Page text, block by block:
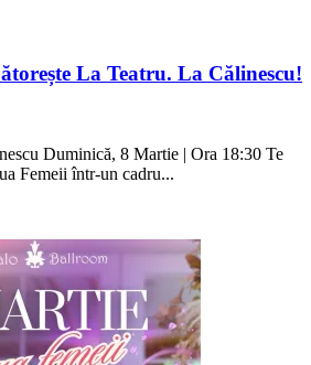
La Teatru. La Călinescu!
Duminică, 8 Martie | Ora 18:30 Te
Femeii într-un cadru...